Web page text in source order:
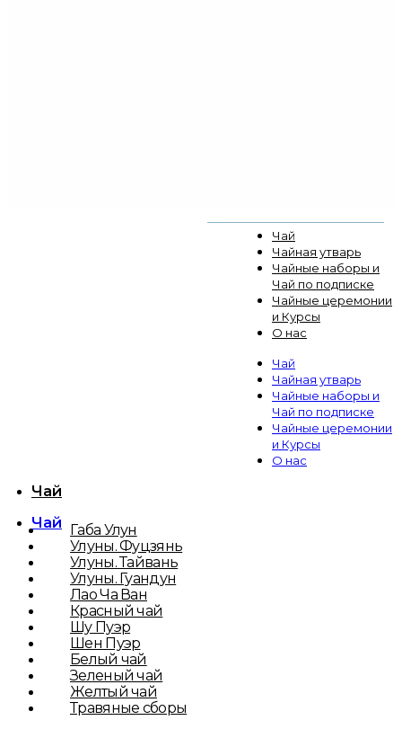
Чай
Чайная утварь
Чайные наборы и
Чай по подписке
Чайные церемонии
и Курсы
О нас
Чай
Чайная утварь
Чайные наборы и
Чай по подписке
Чайные церемонии
и Курсы
О нас
Чай
Чай Габа Улун
Улуны. Фуцзянь
Улуны. Тайвань
Улуны. Гуандун
Лао Ча Ван
Красный чай
Шу Пуэр
Шен Пуэр
Белый чай
Зеленый чай
Желтый чай
Травяные сборы